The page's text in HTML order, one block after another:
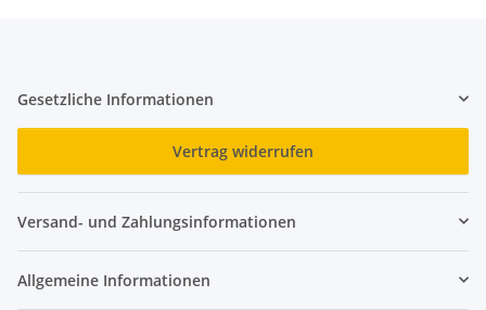
Gesetzliche Informationen
Vertrag widerrufen
Versand- und Zahlungsinformationen
Allgemeine Informationen